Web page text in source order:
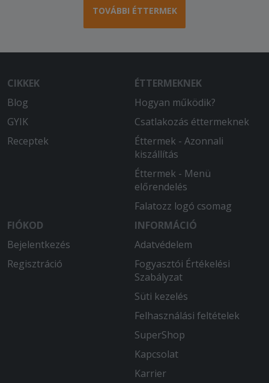
TOVÁBBI ÉTTERMEK
CIKKEK
Blog
GYIK
Receptek
ÉTTERMEKNEK
Hogyan működik?
Csatlakozás éttermeknek
Éttermek - Azonnali
kiszállítás
Éttermek - Menü
előrendelés
Falatozz logó csomag
FIÓKOD
Bejelentkezés
Regisztráció
INFORMÁCIÓ
Adatvédelem
Fogyasztói Értékelési
Szabályzat
Süti kezelés
Felhasználási feltételek
SuperShop
Kapcsolat
Karrier